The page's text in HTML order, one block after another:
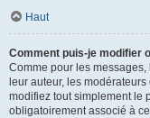
Haut
Comment puis-je modifier
Comme pour les
leur auteur, les
modifiez tout simplement le
obligatoirement associé à